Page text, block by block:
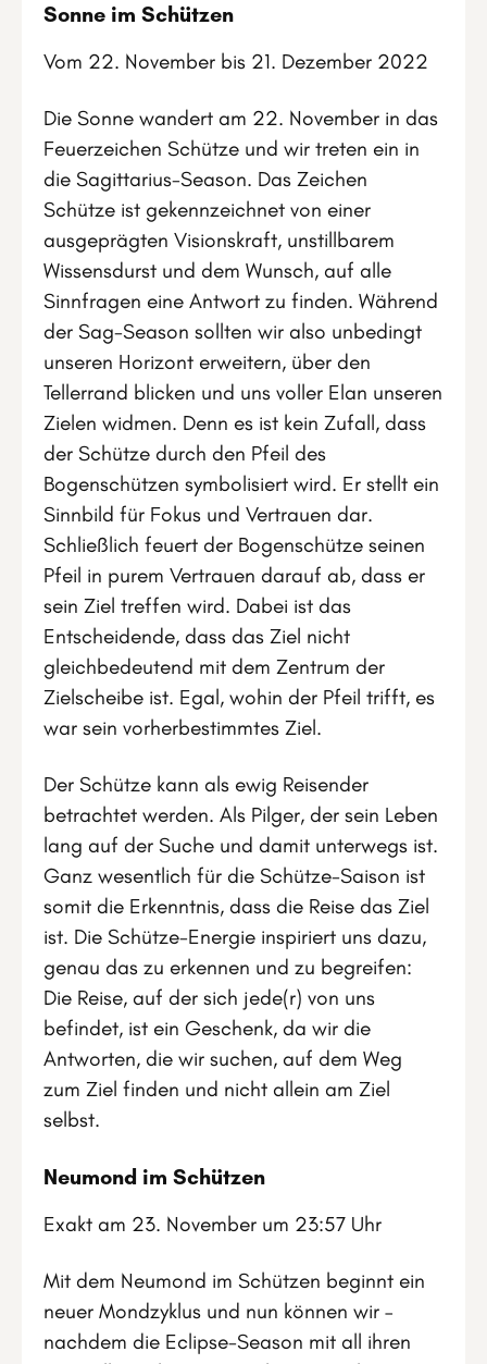
Sonne im Schützen
Vom 22. November bis 21. Dezember 2022
Die Sonne wandert am 22. November in das
Feuerzeichen Schütze und wir treten ein in
die Sagittarius-Season. Das Zeichen
Schütze ist gekennzeichnet von einer
ausgeprägten Visionskraft, unstillbarem
Wissensdurst und dem Wunsch, auf alle
Sinnfragen eine Antwort zu finden. Während
der Sag-Season sollten wir also unbedingt
unseren Horizont erweitern, über den
Tellerrand blicken und uns voller Elan unseren
Zielen widmen. Denn es ist kein Zufall, dass
der Schütze durch den Pfeil des
Bogenschützen symbolisiert wird. Er stellt ein
Sinnbild für Fokus und Vertrauen dar.
Schließlich feuert der Bogenschütze seinen
Pfeil in purem Vertrauen darauf ab, dass er
sein Ziel treffen wird. Dabei ist das
Entscheidende, dass das Ziel nicht
gleichbedeutend mit dem Zentrum der
Zielscheibe ist. Egal, wohin der Pfeil trifft, es
war sein vorherbestimmtes Ziel.
Der Schütze kann als ewig Reisender
betrachtet werden. Als Pilger, der sein Leben
lang auf der Suche und damit unterwegs ist.
Ganz wesentlich für die Schütze-Saison ist
somit die Erkenntnis, dass die Reise das Ziel
ist. Die Schütze-Energie inspiriert uns dazu,
genau das zu erkennen und zu begreifen:
Die Reise, auf der sich jede(r) von uns
befindet, ist ein Geschenk, da wir die
Antworten, die wir suchen, auf dem Weg
zum Ziel finden und nicht allein am Ziel
selbst.
Neumond im Schützen
Exakt am 23. November um 23:57 Uhr
Mit dem Neumond im Schützen beginnt ein
neuer Mondzyklus und nun können wir –
nachdem die Eclipse-Season mit all ihren